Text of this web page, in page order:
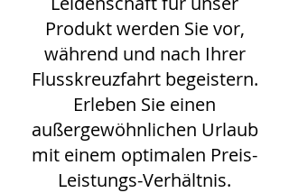
Produkt werden Sie vor,
während und nach Ihrer
Flusskreuzfahrt begeistern.
Erleben Sie einen
außergewöhnlichen Urlaub
mit einem optimalen Preis-
Leistungs-Verhältnis.